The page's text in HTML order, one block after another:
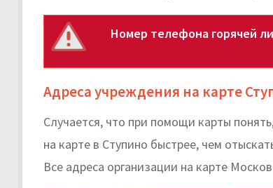
Номер телефона горячей
Адреса учреждения на карте
Случается, что при помощи карты
на карте в Ступино быстрее, чем
Все адреса организации на карте